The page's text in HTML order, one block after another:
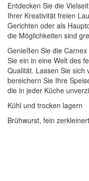
Entdecken Sie die
Ihrer Kreativität freien
Gerichten oder als
die Möglichkeiten sind
Genießen Sie die
Sie ein in eine Welt des
Qualität. Lassen Sie sich
bereichern Sie Ihre
die in jeder Küche
Kühl und trocken lagern
Brühwurst, fein